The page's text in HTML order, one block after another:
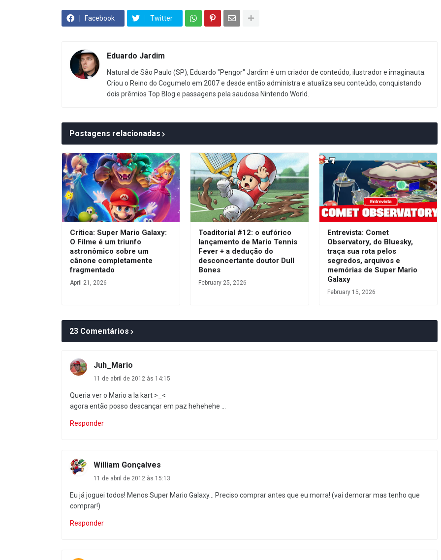
Facebook Twitter
Eduardo Jardim
Natural de São Paulo (SP), Eduardo "Pengor" Jardim é um criador de conteúdo, ilustrador e imaginauta.
Criou o Reino do Cogumelo em 2007 e desde então administra e atualiza seu conteúdo, conquistando
dois prêmios Top Blog e passagens pela saudosa Nintendo World.
Postagens relacionadas
Crítica: Super Mario Galaxy:
O Filme é um triunfo
astronômico sobre um
cânone completamente
fragmentado
April 21, 2026
Toaditorial #12: o eufórico
lançamento de Mario Tennis
Fever + a dedução do
desconcertante doutor Dull
Bones
February 25, 2026
Entrevista: Comet
Observatory, do Bluesky,
traça sua rota pelos
segredos, arquivos e
memórias de Super Mario
Galaxy
February 15, 2026
23 Comentários
Juh_Mario
11 de abril de 2012 às 14:15
Queria ver o Mario a la kart >_<
agora então posso descançar em paz hehehehe ...
Responder
William Gonçalves
11 de abril de 2012 às 15:13
Eu já joguei todos! Menos Super Mario Galaxy... Preciso comprar antes que eu morra! (vai demorar mas tenho que
comprar!)
Responder